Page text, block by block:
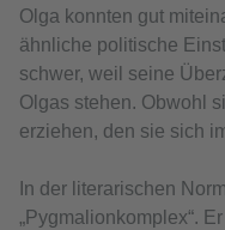
Olga konnten gut
ähnliche politische
schwer, weil seine
Olgas stehen. Obwohl
erziehen, den sie sich
In der literarischen
„Pygmalionkomplex“.